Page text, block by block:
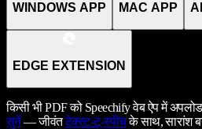
WINDOWS APP MAC APP
EDGE EXTENSION
किसी भी PDF को Speechify वेब ऐप में
सुनें— जीवंतटेक्स्ट-टू-स्पीचके साथ, सारांश